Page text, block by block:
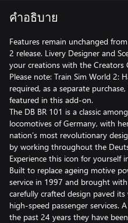
คำอธิบาย
Features remain unchanged
2 release. Livery Designer and
your creations with the Creators
Please note: Train Sim World 2:
required, as a separate
featured in this add-on.
The DB BR 101 is a classic
locomotives of Germany, with
nation’s most revolutionary
by working throughout the
Experience this icon for yourself
Built to replace ageing motive
service in 1997 and brought
carefully crafted design paved
high-speed passenger services.
the past 24 years they have